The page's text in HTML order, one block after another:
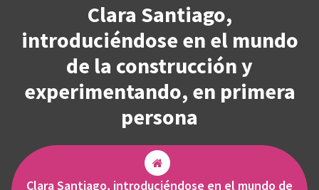
Clara Santiago,
introduciéndose en el mundo
de la construcción y
experimentando, en primera
persona
Clara Santiago, introduciéndose en el mundo de